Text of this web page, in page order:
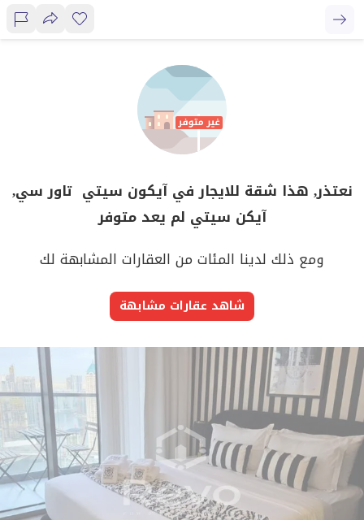
نعتذر, هذا شقة للايجار في آيكون سيتي تاور سي,
آيكن سيتي لم يعد متوفر
ومع ذلك لدينا المئات من العقارات المشابهة لك
شاهد عقارات مشابهة